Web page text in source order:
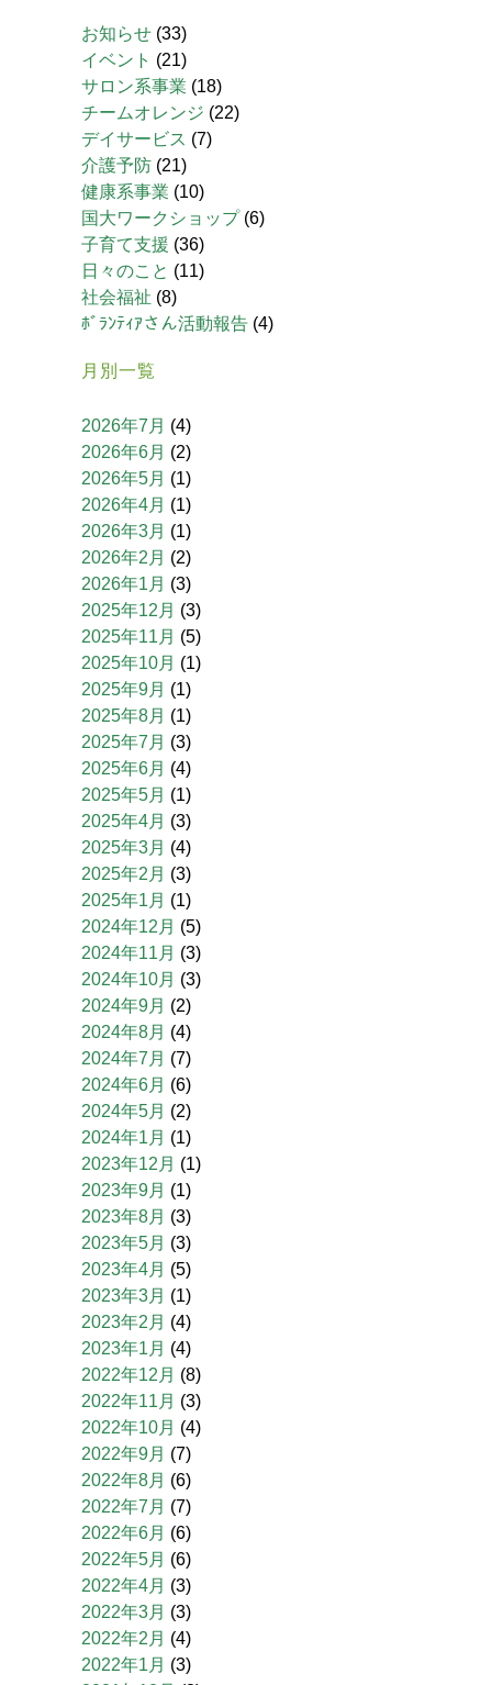
お知らせ (33)
イベント (21)
サロン系事業 (18)
チームオレンジ (22)
デイサービス (7)
介護予防 (21)
健康系事業 (10)
国大ワークショップ(6)
子育て支援 (36)
日々のこと (11)
社会福祉 (8)
ﾎﾞﾗﾝﾃｨｱさん活動報告 (4)
月別一覧
2026年7月 (4)
2026年6月 (2)
2026年5月 (1)
2026年4月 (1)
2026年3月 (1)
2026年2月 (2)
2026年1月 (3)
2025年12月 (3)
2025年11月 (5)
2025年10月 (1)
2025年9月 (1)
2025年8月 (1)
2025年7月 (3)
2025年6月 (4)
2025年5月 (1)
2025年4月 (3)
2025年3月 (4)
2025年2月 (3)
2025年1月 (1)
2024年12月 (5)
2024年11月 (3)
2024年10月 (3)
2024年9月 (2)
2024年8月 (4)
2024年7月 (7)
2024年6月 (6)
2024年5月 (2)
2024年1月 (1)
2023年12月 (1)
2023年9月 (1)
2023年8月 (3)
2023年5月 (3)
2023年4月 (5)
2023年3月 (1)
2023年2月 (4)
2023年1月 (4)
2022年12月 (8)
2022年11月 (3)
2022年10月 (4)
2022年9月 (7)
2022年8月 (6)
2022年7月 (7)
2022年6月 (6)
2022年5月 (6)
2022年4月 (3)
2022年3月 (3)
2022年2月 (4)
2022年1月 (3)